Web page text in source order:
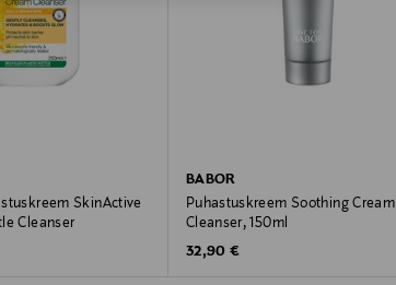
SkinActive
Cleanser
BABOR
Puhastuskreem Soothing Cream
Cleanser, 150ml
Original Price
32,90 €